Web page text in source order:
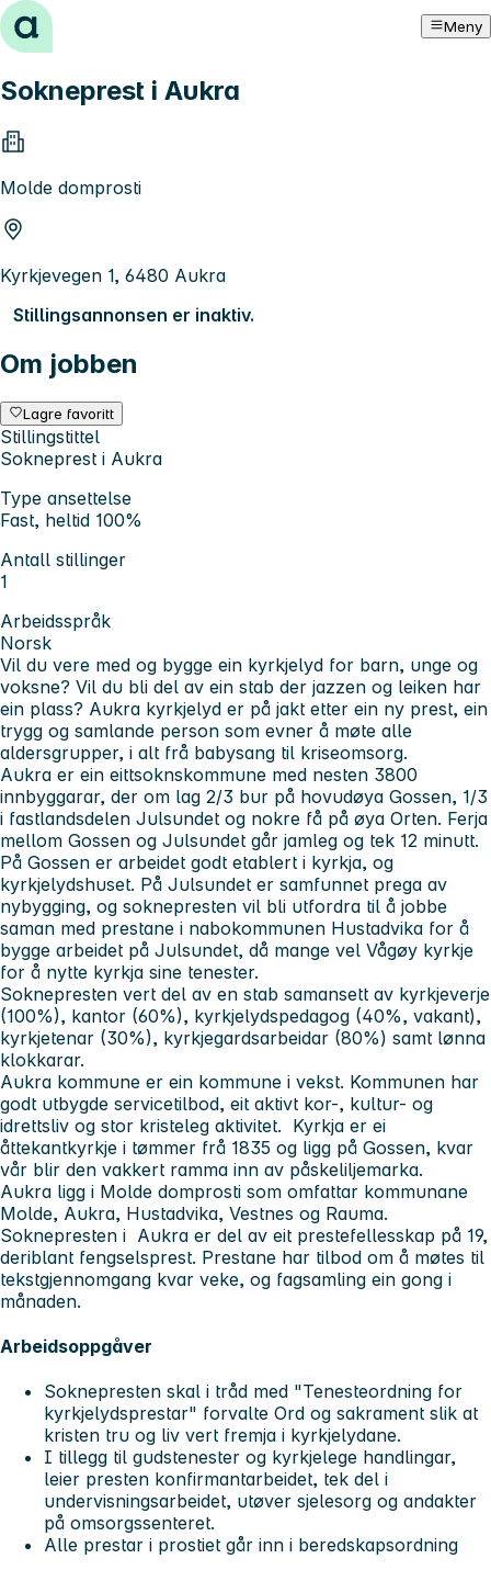
Hopp til innhold Meny
Sokneprest i Aukra
Molde domprosti
Kyrkjevegen 1, 6480 Aukra
Stillingsannonsen er inaktiv.
Om jobben
Lagre favoritt
Stillingstittel
Sokneprest i Aukra
Type ansettelse
Fast, heltid 100%
Antall stillinger
1
Arbeidsspråk
Norsk
Vil du vere med og bygge ein kyrkjelyd for barn, unge og
voksne? Vil du bli del av ein stab der jazzen og leiken har
ein plass? Aukra kyrkjelyd er på jakt etter ein ny prest, ein
trygg og samlande person som evner å møte alle
aldersgrupper, i alt frå babysang til kriseomsorg.
Aukra er ein eittsoknskommune med nesten 3800
innbyggarar, der om lag 2/3 bur på hovudøya Gossen, 1/3
i fastlandsdelen Julsundet og nokre få på øya Orten. Ferja
mellom Gossen og Julsundet går jamleg og tek 12 minutt.
På Gossen er arbeidet godt etablert i kyrkja, og
kyrkjelydshuset. På Julsundet er samfunnet prega av
nybygging, og soknepresten vil bli utfordra til å jobbe
saman med prestane i nabokommunen Hustadvika for å
bygge arbeidet på Julsundet, då mange vel Vågøy kyrkje
for å nytte kyrkja sine tenester.
Soknepresten vert del av en stab samansett av kyrkjeverje
(100%), kantor (60%), kyrkjelydspedagog (40%, vakant),
kyrkjetenar (30%), kyrkjegardsarbeidar (80%) samt lønna
klokkarar.
Aukra kommune er ein kommune i vekst. Kommunen har
godt utbygde servicetilbod, eit aktivt kor-, kultur- og
idrettsliv og stor kristeleg aktivitet. Kyrkja er ei
åttekantkyrkje i tømmer frå 1835 og ligg på Gossen, kvar
vår blir den vakkert ramma inn av påskeliljemarka.
Aukra ligg i Molde domprosti som omfattar kommunane
Molde, Aukra, Hustadvika, Vestnes og Rauma.
Soknepresten i Aukra er del av eit prestefellesskap på 19,
deriblant fengselsprest. Prestane har tilbod om å møtes til
tekstgjennomgang kvar veke, og fagsamling ein gong i
månaden.
Arbeidsoppgåver
Soknepresten skal i tråd med "Tenesteordning for
kyrkjelydsprestar" forvalte Ord og sakrament slik at
kristen tru og liv vert fremja i kyrkjelydane.
I tillegg til gudstenester og kyrkjelege handlingar,
leier presten konfirmantarbeidet, tek del i
undervisningsarbeidet, utøver sjelesorg og andakter
på omsorgssenteret.
Alle prestar i prostiet går inn i beredskapsordning